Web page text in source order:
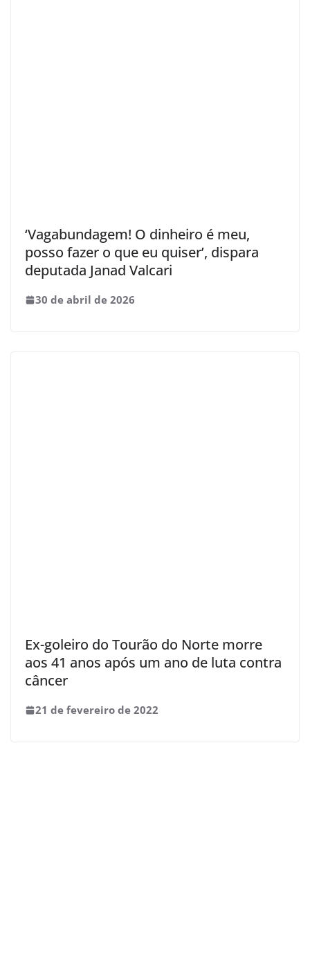
‘Vagabundagem! O dinheiro é meu,
posso fazer o que eu quiser’, dispara
deputada Janad Valcari
30 de abril de 2026
Ex-goleiro do Tourão do Norte morre
aos 41 anos após um ano de luta contra
câncer
21 de fevereiro de 2022